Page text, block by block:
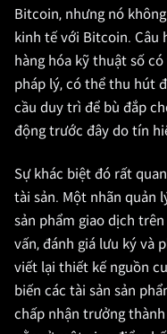
Bitcoin, nhưng nó
kinh tế với Bitcoin. Câu
hàng hóa kỹ thuật số
pháp lý, có thể thu hút
cầu duy trì để bù đắp
động trước đây do tín
Sự khác biệt đó rất
tài sản. Một nhãn quản
sản phẩm giao dịch
vấn, đánh giá lưu ký và
viết lại thiết kế nguồn
biến các tài sản sản
chấp nhận trưởng thành